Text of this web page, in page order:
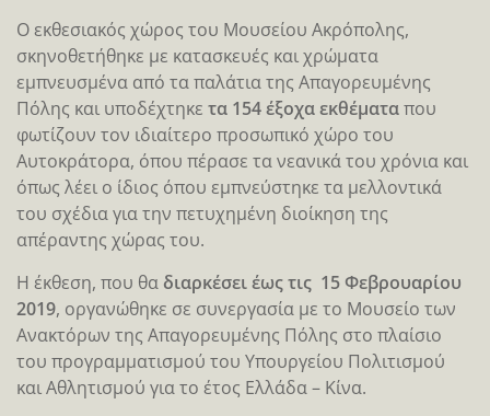
Ο εκθεσιακός χώρος του Μουσείου Ακρόπολης,
σκηνοθετήθηκε με κατασκευές και χρώματα
εμπνευσμένα από τα παλάτια της Απαγορευμένης
Πόλης και υποδέχτηκε τα 154 έξοχα εκθέματαπου
φωτίζουν τον ιδιαίτερο προσωπικό χώρο του
Αυτοκράτορα, όπου πέρασε τα νεανικά του χρόνια και
όπως λέει ο ίδιος όπου εμπνεύστηκε τα μελλοντικά
του σχέδια για την πετυχημένη διοίκηση της
απέραντης χώρας του.
Η έκθεση, που θα διαρκέσει έως τις 15 Φεβρουαρίου
2019, οργανώθηκε σε συνεργασία με το Μουσείο των
Ανακτόρων της Απαγορευμένης Πόλης στο πλαίσιο
του προγραμματισμού του Υπουργείου Πολιτισμού
και Αθλητισμού για το έτος Ελλάδα – Κίνα.